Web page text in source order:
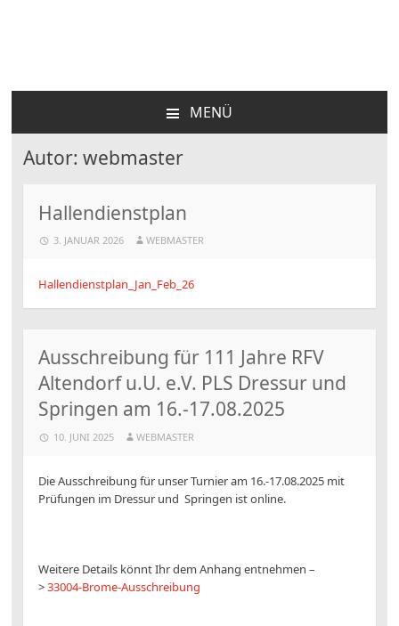
Reit und Fahrverein
Altendorf
MENÜ
SPRINGEN
Autor: webmaster
Hallendienstplan
3. JANUAR 2026 WEBMASTER
Hallendienstplan_Jan_Feb_26
Ausschreibung für 111 Jahre RFV
Altendorf u.U. e.V. PLS Dressur und
Springen am 16.-17.08.2025
10. JUNI 2025 WEBMASTER
Die Ausschreibung für unser Turnier am 16.-17.08.2025 mit
Prüfungen im Dressur und Springen ist online.
Weitere Details könnt Ihr dem Anhang entnehmen –
>33004-Brome-Ausschreibung